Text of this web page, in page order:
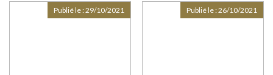
Publié le :29/10/2021 Publié le :26/10/2021